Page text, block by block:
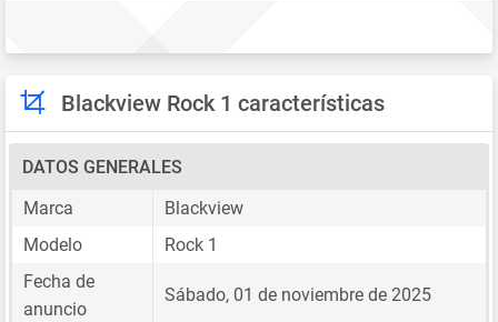
Blackview Rock 1 características
DATOS GENERALES
Marca
Blackview
Modelo
Rock 1
Fecha de
anuncio
Sábado, 01 de noviembre de 2025